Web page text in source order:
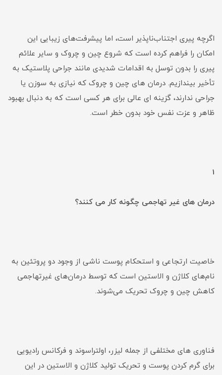
اگرچه پیری اجتناب‌ناپذیر است، اما پیشرفت‌های زیبایی این
امکان را فراهم کرده است که شروع چین و چروک و سایر علائم
پیری را بدون توسل به اقدامات شدیدی مانند جراحی پلاستیک به
تأخیر بیندازیم. درمان های چین و چروک که نیازی به سوزن یا
جراحی ندارند، گزینه ای عالی برای هر کسی است که به دنبال بهبود
ظاهر و عزت نفس خود بدون خطر است.
1
درمان های غیر تهاجمی چگونه کار می کنند؟
خاصیت ارتجاعی و استحکام پوست ناشی از وجود دو پروتئین به
نام‌های کلاژن و الاستین است که توسط درمان‌های غیرتهاجمی
کاهش چین و چروک تحریک می‌شوند.
فناوری های مختلفی از جمله لیزر، اولتراسوند و فرکانس رادیویی
برای گرم کردن پوست و تحریک تولید کلاژن و الاستین در این